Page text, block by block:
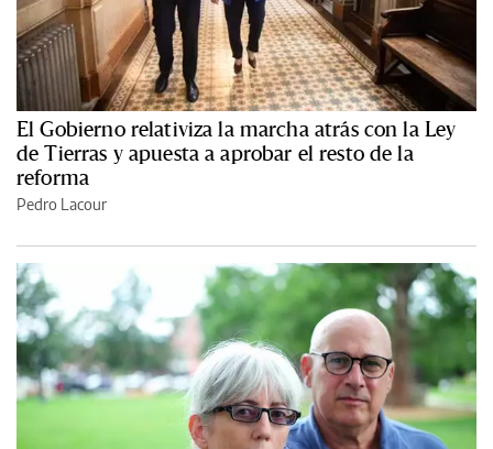
El Gobierno relativiza la marcha atrás con la Ley
de Tierras y apuesta a aprobar el resto de la
reforma
Pedro Lacour